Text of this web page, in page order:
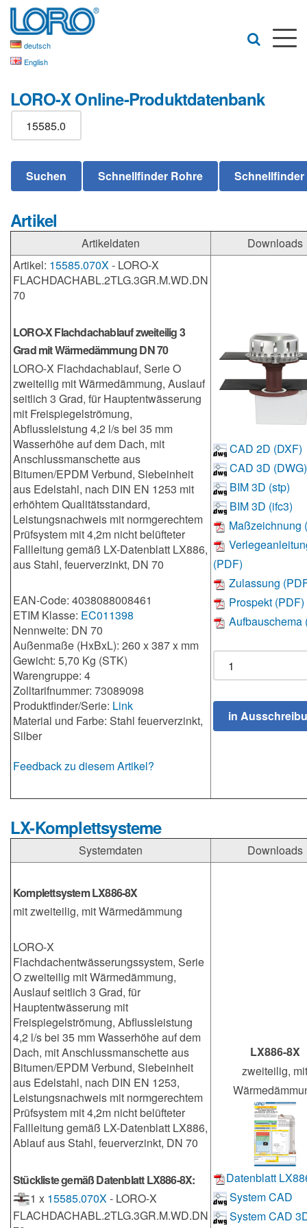
deutsch
English
LORO-X Online-Produktdatenbank
Artikel
Artikeldaten
Downloads
Artikel: 15585.070X- LORO-X
FLACHDACHABL.2TLG.3GR.M.WD.DN
70
LORO-X Flachdachablauf zweiteilig 3
Grad mit Wärmedämmung DN 70
LORO-X Flachdachablauf, Serie O
zweiteilig mit Wärmedämmung, Auslauf
seitlich 3 Grad, für Hauptentwässerung
mit Freispiegelströmung,
Abflussleistung 4,2 l/s bei 35 mm
Wasserhöhe auf dem Dach, mit
Anschlussmanschette aus
Bitumen/EPDM Verbund, Siebeinheit
aus Edelstahl, nach DIN EN 1253 mit
erhöhtem Qualitätsstandard,
Leistungsnachweis mit normgerechtem
Prüfsystem mit 4,2m nicht belüfteter
Fallleitung gemäß LX-Datenblatt LX886,
aus Stahl, feuerverzinkt, DN 70
EAN-Code: 4038088008461
ETIM Klasse: EC011398
Nennweite: DN 70
Außenmaße (HxBxL): 260 x 387 x mm
Gewicht: 5,70 Kg (STK)
Warengruppe: 4
Zolltarifnummer: 73089098
Produktfinder/Serie: Link
Material und Farbe: Stahl feuerverzinkt,
Silber
Feedback zu diesem Artikel?
CAD 2D (DXF)
CAD 3D (DWG)
BIM 3D (stp)
BIM 3D (ifc3)
Maßzeichnung
(PDF)
Zulassung
Prospekt (PDF)
Aufbauschema
LX-Komplettsysteme
Systemdaten Downloads
Komplettsystem LX886-8X
mit zweiteilig, mit Wärmedämmung
LORO-X
Flachdachentwässerungssystem, Serie
O zweiteilig mit Wärmedämmung,
Auslauf seitlich 3 Grad, für
Hauptentwässerung mit
Freispiegelströmung, Abflussleistung
4,2 l/s bei 35 mm Wasserhöhe auf dem
Dach, mit Anschlussmanschette aus
Bitumen/EPDM Verbund, Siebeinheit
aus Edelstahl, nach DIN EN 1253,
Leistungsnachweis mit normgerechtem
Prüfsystem mit 4,2m nicht belüfteter
Fallleitung gemäß LX-Datenblatt LX886,
Ablauf aus Stahl, feuerverzinkt, DN 70
Stückliste gemäß Datenblatt LX886-8X:
1 x 15585.070X- LORO-X
FLACHDACHABL.2TLG.3GR.M.WD.DN
LX886-8X
zweiteilig, mit
Datenblatt
System CAD
System CAD